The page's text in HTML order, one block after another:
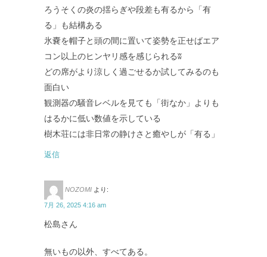
ろうそくの炎の揺らぎや段差も有るから「有
る」も結構ある
氷嚢を帽子と頭の間に置いて姿勢を正せばエア
コン以上のヒンヤリ感を感じられるʬ
どの席がより涼しく過ごせるか試してみるのも
面白い
観測器の騒音レベルを見ても「街なか」よりも
はるかに低い数値を示している
樹木荘には非日常の静けさと癒やしが「有る」
返信
NOZOMI より:
7月 26, 2025 4:16 am
松島さん
無いもの以外、すべてある。